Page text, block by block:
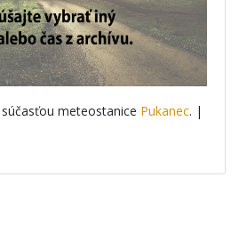
meteostanice Pukanec. |